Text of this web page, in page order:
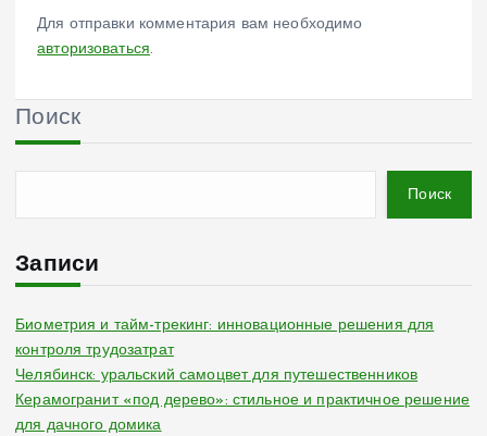
Для отправки комментария вам необходимо
авторизоваться.
Поиск
Поиск
Записи
Биометрия и тайм-трекинг: инновационные решения для
контроля трудозатрат
Челябинск: уральский самоцвет для путешественников
Керамогранит «под дерево»: стильное и практичное решение
для дачного домика